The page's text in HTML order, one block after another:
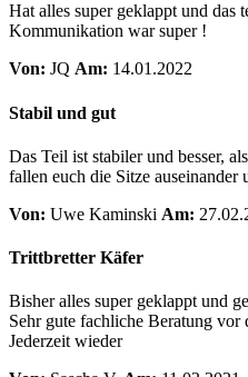
Hat alles super geklappt und
Kommunikation war super !
Von: JQ Am: 14.01.2022
Stabil und gut
Das Teil ist stabiler und besser,
fallen euch die Sitze auseinander
Von: Uwe Kaminski Am:
Trittbretter Käfer
Bisher alles super geklappt und
Sehr gute fachliche Beratung vor
Jederzeit wieder